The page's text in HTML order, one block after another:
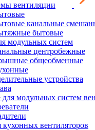
вентиляции
канальные
бытовые
модульных систем
центробежные
общеобменные
устройства
для модульных систем
вентиляторов